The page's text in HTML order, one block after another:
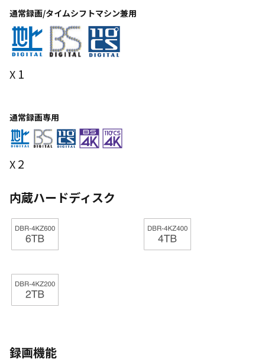
通常録画/タイムシフトマシン兼用
X 1
通常録画専用
X2
内蔵ハードディスク
録画機能